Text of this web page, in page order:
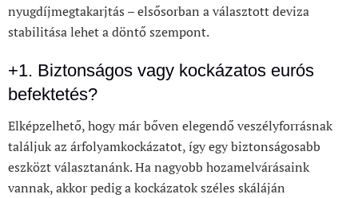
nyugdíjmegtakarjtás – elsősorban a választott deviza
stabilitása lehet a döntő szempont.
+1. Biztonságos vagy kockázatos eurós
befektetés?
Elképzelhető, hogy már bőven elegendő veszélyforrásnak
találjuk az árfolyamkockázatot, így egy biztonságosabb
eszközt választanánk. Ha nagyobb hozamelvárásaink
vannak, akkor pedig a kockázatok széles skáláján